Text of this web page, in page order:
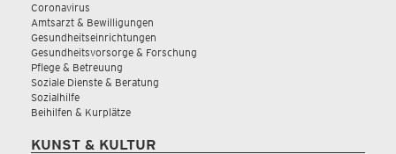
Coronavirus
Amtsarzt & Bewilligungen
Gesundheitseinrichtungen
Gesundheitsvorsorge & Forschung
Pflege & Betreuung
Soziale Dienste & Beratung
Sozialhilfe
Beihilfen & Kurplätze
KUNST & KULTUR